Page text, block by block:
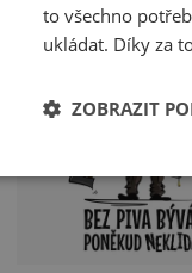
to všechno
ukládat. Díky za
ZOBRAZIT